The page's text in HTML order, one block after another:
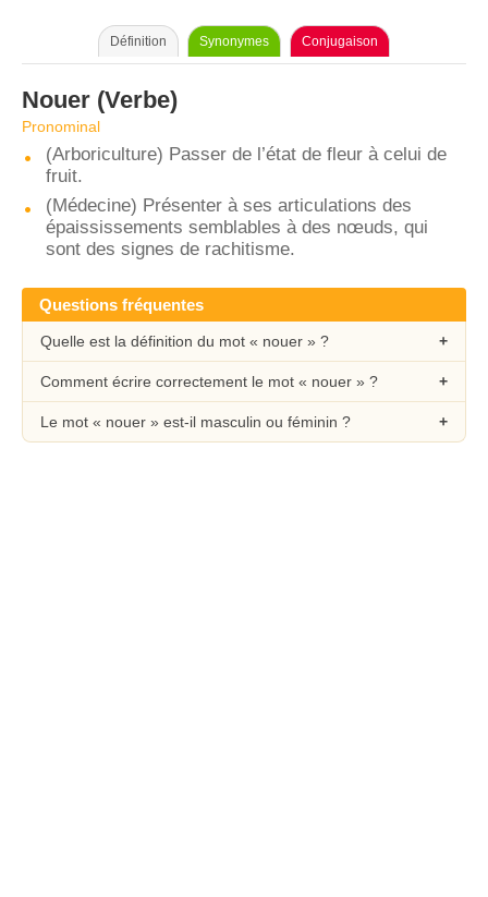
Définition Synonymes Conjugaison
Nouer (Verbe)
Pronominal
(Arboriculture) Passer de l’état de fleur à celui de
fruit.
(Médecine) Présenter à ses articulations des
épaississements semblables à des nœuds, qui
sont des signes de rachitisme.
Questions fréquentes
Quelle est la définition du mot « nouer » ?
Comment écrire correctement le mot « nouer » ?
Le mot « nouer » est-il masculin ou féminin ?